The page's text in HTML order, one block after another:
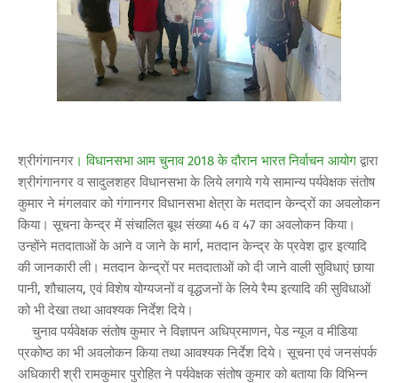
श्रीगंगानगर । विधानसभा आम चुनाव 2018 के दौरान भारत निर्वाचन आयोग द्वारा
श्रीगंगानगर व सादुलशहर विधानसभा के लिये लगाये गये सामान्य पर्यवेक्षक संतोष
कुमार ने मंगलवार को गंगानगर विधानसभा क्षेत्रा के मतदान केन्द्रों का अवलोकन
किया। सूचना केन्द्र में संचालित बूथ संख्या 46 व 47 का अवलोकन किया।
उन्होंने मतदाताओं के आने व जाने के मार्ग, मतदान केन्द्र के प्रवेश द्वार इत्यादि
की जानकारी ली। मतदान केन्द्रों पर मतदाताओं को दी जाने वाली सुविधाएं छाया
पानी, शौचालय, एवं विशेष योग्यजनों व वृद्धजनों के लिये रैम्प इत्यादि की सुविधाओं
को भी देखा तथा आवश्यक निर्देश दिये।
चुनाव पर्यवेक्षक संतोष कुमार ने विज्ञापन अधिप्रमाणन, पेड न्यूज व मीडिया
प्रकोष्ठ का भी अवलोकन किया तथा आवश्यक निर्देश दिये। सूचना एवं जनसंपर्क
अधिकारी श्री रामकुमार पुरोहित ने पर्यवेक्षक संतोष कुमार को बताया कि विभिन्न